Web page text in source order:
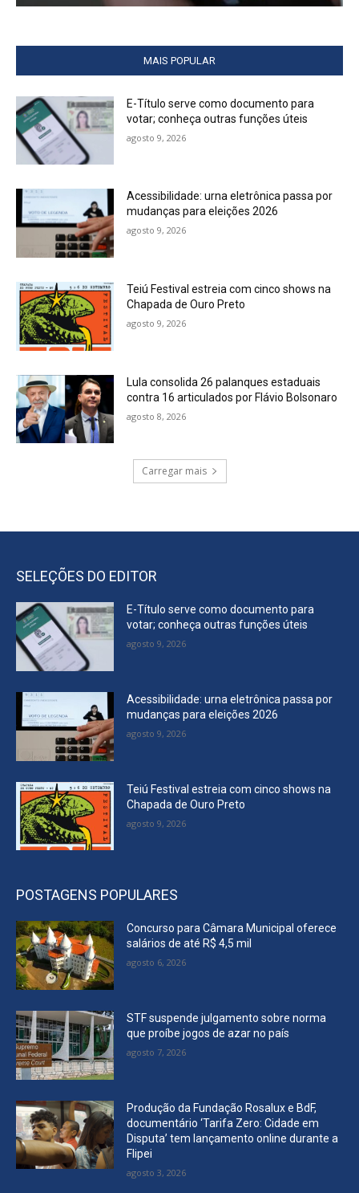
MAIS POPULAR
E-Título serve como documento para
votar; conheça outras funções úteis
agosto 9, 2026
Acessibilidade: urna eletrônica passa por
mudanças para eleições 2026
agosto 9, 2026
Teiú Festival estreia com cinco shows na
Chapada de Ouro Preto
agosto 9, 2026
Lula consolida 26 palanques estaduais
contra 16 articulados por Flávio Bolsonaro
agosto 8, 2026
Carregar mais
SELEÇÕES DO EDITOR
E-Título serve como documento para
votar; conheça outras funções úteis
agosto 9, 2026
Acessibilidade: urna eletrônica passa por
mudanças para eleições 2026
agosto 9, 2026
Teiú Festival estreia com cinco shows na
Chapada de Ouro Preto
agosto 9, 2026
POSTAGENS POPULARES
Concurso para Câmara Municipal oferece
salários de até R$ 4,5 mil
agosto 6, 2026
STF suspende julgamento sobre norma
que proíbe jogos de azar no país
agosto 7, 2026
Produção da Fundação Rosalux e BdF,
documentário ‘Tarifa Zero: Cidade em
Disputa’ tem lançamento online durante a
Flipei
agosto 3, 2026